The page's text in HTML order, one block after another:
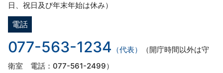
日、祝日及び年末年始は休み）
電話
077-563-1234 （代表）
（開庁時間以外は守
衛室 電話：077-561-2499）